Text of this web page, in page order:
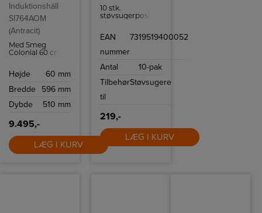
Induktionshäll
SI764AOM
(Antracit)
Med Smeg
Colonial 60 cm
du tilberede mad
takket være 4
og flere intuitive
Quickstart og
Powerboost.
Højde
60 mm
Bredde
596 mm
Dybde
510 mm
9.495,-
LÆG I KURV
10 stk.
støvsugerposer
GD930.
EAN
nummer
7319519400052
Antal
10-pak
Tilbehør
til
Støvsugere
219,-
LÆG I KURV